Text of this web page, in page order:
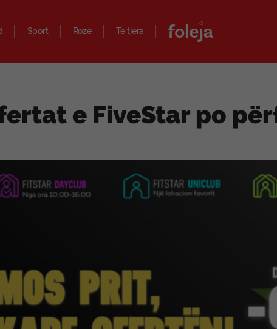
Sport Roze Te tjera
e FiveStar po